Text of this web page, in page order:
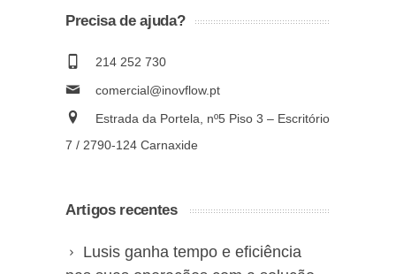
Precisa de ajuda?
214 252 730
comercial@inovflow.pt
Estrada da Portela, nº5 Piso 3 – Escritório
7 / 2790-124 Carnaxide
Artigos recentes
Lusis ganha tempo e eficiência